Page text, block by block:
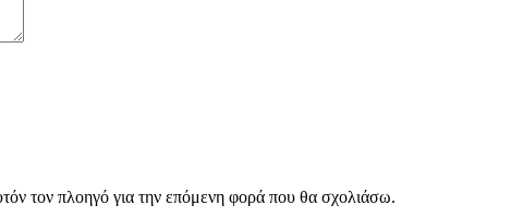
τον πλοηγό για την επόμενη φορά που θα σχολιάσω.